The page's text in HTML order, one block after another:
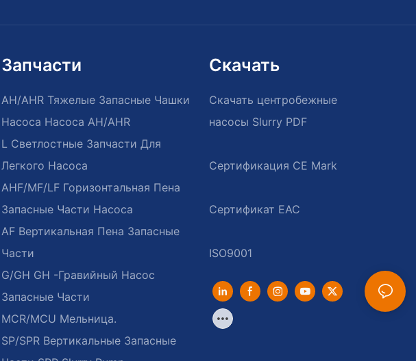
Запчасти
AH/AHR Тяжелые Запасные Чашки
Насоса Насоса AH/AHR
L Светлостные Запчасти Для
Легкого Насоса
AHF/MF/LF Горизонтальная Пена
Запасные Части Насоса
AF Вертикальная Пена Запасные
Части
G/GH GH -гравийный Насос
Запасные Части
MCR/MCU Мельница.
SP/SPR Вертикальные Запасные
Скачать
Скачать центробежные
насосы Slurry PDF